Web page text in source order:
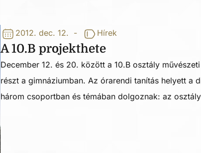
2012. dec. 12. - Hírek
A 10.B projekthete
December 12. és 20. között a 10.B osztály
részt a gimnáziumban. Az órarendi tanítás helyett a
három csoportban és témában dolgoznak: az